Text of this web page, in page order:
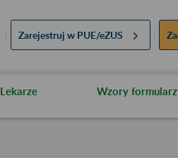
Zarejestruj w PUE/eZUS
Lekarze Wzory